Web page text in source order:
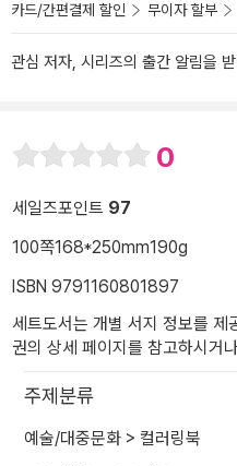
카드/간편결제 할인 무이자 할부
관심 저자, 시리즈의 출간 알림을
0
세일즈포인트 97
100쪽168*250mm190g
ISBN 9791160801897
세트도서는 개별 서지 정보를
권의 상세 페이지를 참고하시거
주제분류
예술/대중문화 > 컬러링북